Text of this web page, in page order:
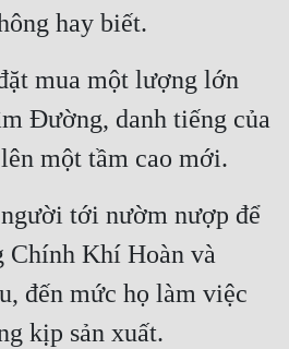
hay biết.
mua một lượng lớn
Đường, danh tiếng của
một tầm cao mới.
tới nườm nượp để
Chính Khí Hoàn và
đến mức họ làm việc
kịp sản xuất.